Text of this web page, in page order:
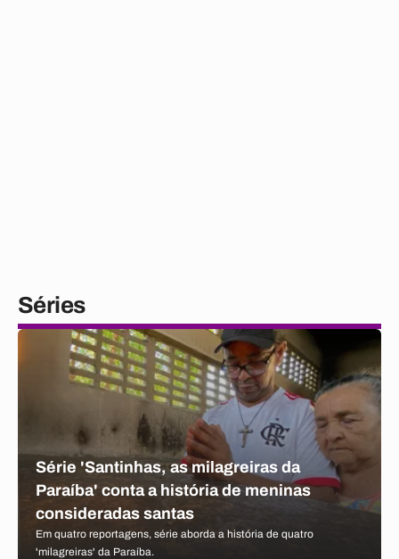
Séries
Série 'Santinhas, as milagreiras da
Paraíba' conta a história de meninas
consideradas santas
Em quatro reportagens, série aborda a história de quatro
'milagreiras' da Paraíba.